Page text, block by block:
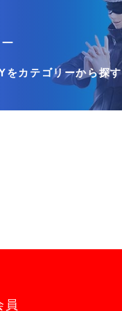
をカテゴリーから探す
員